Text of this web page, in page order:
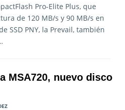
Pro-Elite Plus, que
de 120 MB/s y 90 MB/s en
SSD PNY, la Prevail, también
MSA720, nuevo disco